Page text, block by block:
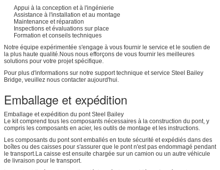
Appui à la conception et à l'ingénierie
Assistance à l'installation et au montage
Maintenance et réparation
Inspections et évaluations sur place
Formation et conseils techniques
Notre équipe expérimentée s'engage à vous fournir le service et le soutien de
la plus haute qualité.Nous nous efforçons de vous fournir les meilleures
solutions pour votre projet spécifique.
Pour plus d'informations sur notre support technique et service Steel Bailey
Bridge, veuillez nous contacter aujourd'hui.
Emballage et expédition
Emballage et expédition du pont Steel Bailey
Le kit comprend tous les composants nécessaires à la construction du pont, y
compris les composants en acier, les outils de montage et les instructions.
Les composants du pont sont emballés en toute sécurité et expédiés dans des
boîtes ou des caisses pour s'assurer que le pont n'est pas endommagé pendant
le transport.La caisse est ensuite chargée sur un camion ou un autre véhicule
de livraison pour le transport.